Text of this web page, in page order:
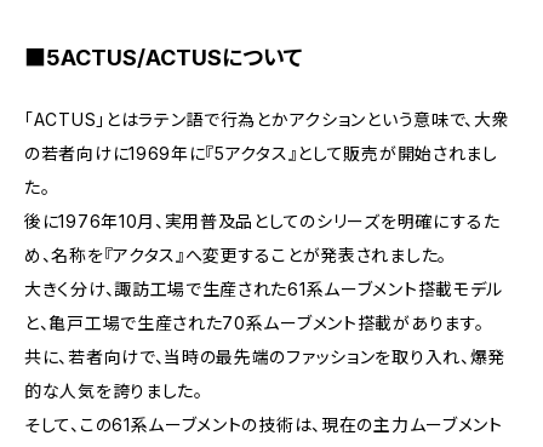
■5ACTUS/ACTUSについて
「ACTUS」とはラテン語で行為とかアクションという意味で、大衆
の若者向けに1969年に『5アクタス』として販売が開始されまし
た。
後に1976年10月、実用普及品としてのシリーズを明確にするた
め、名称を『アクタス』へ変更することが発表されました。
大きく分け、諏訪工場で生産された61系ムーブメント搭載モデル
と、亀戸工場で生産された70系ムーブメント搭載があります。
共に、若者向けで、当時の最先端のファッションを取り入れ、爆発
的な人気を誇りました。
そして、この61系ムーブメントの技術は、現在の主力ムーブメント